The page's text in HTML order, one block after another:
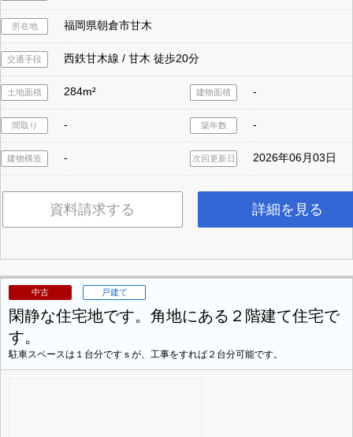
所在地 福岡県朝倉市甘木
交通手段 西鉄甘木線 / 甘木 徒歩20分
土地面積 284m² 建物面積 -
間取り - 築年数 -
建物構造 - 次回更新日 2026年06月03日
資料請求する 詳細を見る
中古 戸建て
閑静な住宅地です。角地にある２階建て住宅で
す。
駐車スペースは１台分ですｓが、工事をすれば２台分可能です。